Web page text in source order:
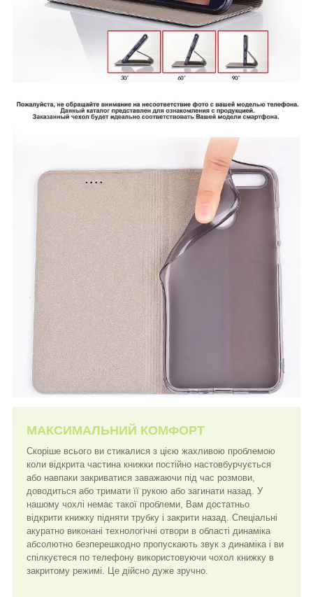
МАКСИМАЛЬНИЙ КОМФОРТ
Скоріше всього ви стикалися з цією жахливою проблемою
коли відкрита частина книжки постійно настовбурчується
або навпаки закриватися заважаючи під час розмови,
доводиться або тримати її рукою або загинати назад. У
нашому чохлі немає такої проблеми, Вам достатньо
відкрити книжку підняти трубку і закрити назад. Спеціальні
акуратно виконані технологічні отвори в області динаміка
абсолютно безперешкодно пропускають звук з динаміка і ви
спілкуєтеся по телефону використовуючи чохол книжку в
закритому режимі. Це дійсно дуже зручно.